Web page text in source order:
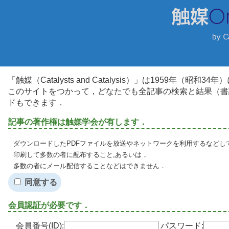
「触媒（Catalysts and Catalysis）」は1959年（昭和34年
このサイトをつかって，どなたでも全記事の検索と結果（
ドもできます．
記事の著作権は触媒学会が有します．
ダウンロードしたPDFファイルを放送やネットワークを利用するなど
印刷して多数の者に配布すること,あるいは，
多数の者にメール配信することなどはできません．
同意する
会員認証が必要です．
会員番号(ID): パスワード: